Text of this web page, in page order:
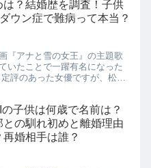
は？結婚歴を調査！子供
ウン症で難病って本当？
『アナと雪の女王』の主題歌
いたことで一躍有名になった
評のあった女優ですが、松た
の子供は何歳で名前は？
との馴れ初めと離婚理由
再婚相手は誰？